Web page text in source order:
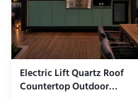
Electric Lift Quartz Roof
Countertop Outdoor